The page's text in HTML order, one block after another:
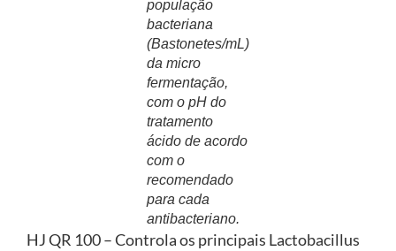
população
bacteriana
(Bastonetes/mL)
da micro
fermentação,
com o pH do
tratamento
ácido de acordo
com o
recomendado
para cada
antibacteriano.
HJ QR 100 – Controla os principais Lactobacillus